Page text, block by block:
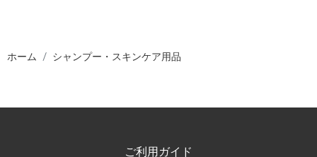
ホーム シャンプー・スキンケア用品
ご利用ガイド